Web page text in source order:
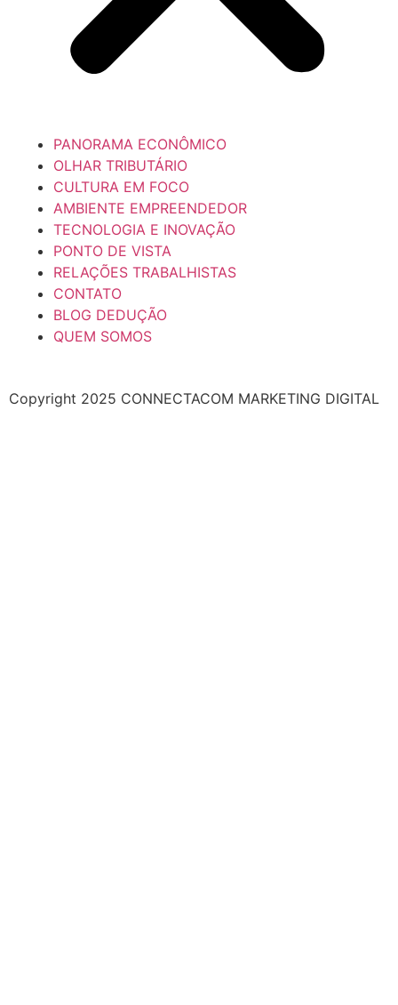
PANORAMA ECONÔMICO
OLHAR TRIBUTÁRIO
CULTURA EM FOCO
AMBIENTE EMPREENDEDOR
TECNOLOGIA E INOVAÇÃO
PONTO DE VISTA
RELAÇÕES TRABALHISTAS
CONTATO
BLOG DEDUÇÃO
QUEM SOMOS
Copyright 2025 CONNECTACOM MARKETING DIGITAL